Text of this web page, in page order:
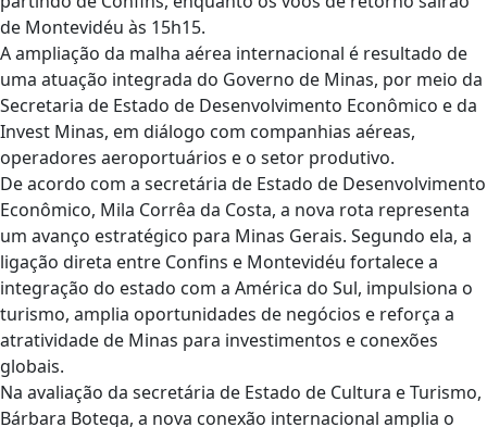
de Montevidéu às 15h15.
A ampliação da malha aérea internacional é resultado de
uma atuação integrada do Governo de Minas, por meio da
Secretaria de Estado de Desenvolvimento Econômico e da
Invest Minas, em diálogo com companhias aéreas,
operadores aeroportuários e o setor produtivo.
De acordo com a secretária de Estado de Desenvolvimento
Econômico, Mila Corrêa da Costa, a nova rota representa
um avanço estratégico para Minas Gerais. Segundo ela, a
ligação direta entre Confins e Montevidéu fortalece a
integração do estado com a América do Sul, impulsiona o
turismo, amplia oportunidades de negócios e reforça a
atratividade de Minas para investimentos e conexões
globais.
Na avaliação da secretária de Estado de Cultura e Turismo,
Bárbara Botega, a nova conexão internacional amplia o